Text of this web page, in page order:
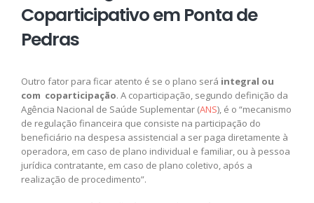
Coparticipativo em Ponta de
Pedras
Outro fator para ficar atento é se o plano será integral ou
com coparticipação. A coparticipação, segundo definição da
Agência Nacional de Saúde Suplementar (ANS), é o “mecanismo
de regulação financeira que consiste na participação do
beneficiário na despesa assistencial a ser paga diretamente à
operadora, em caso de plano individual e familiar, ou à pessoa
jurídica contratante, em caso de plano coletivo, após a
realização de procedimento”.